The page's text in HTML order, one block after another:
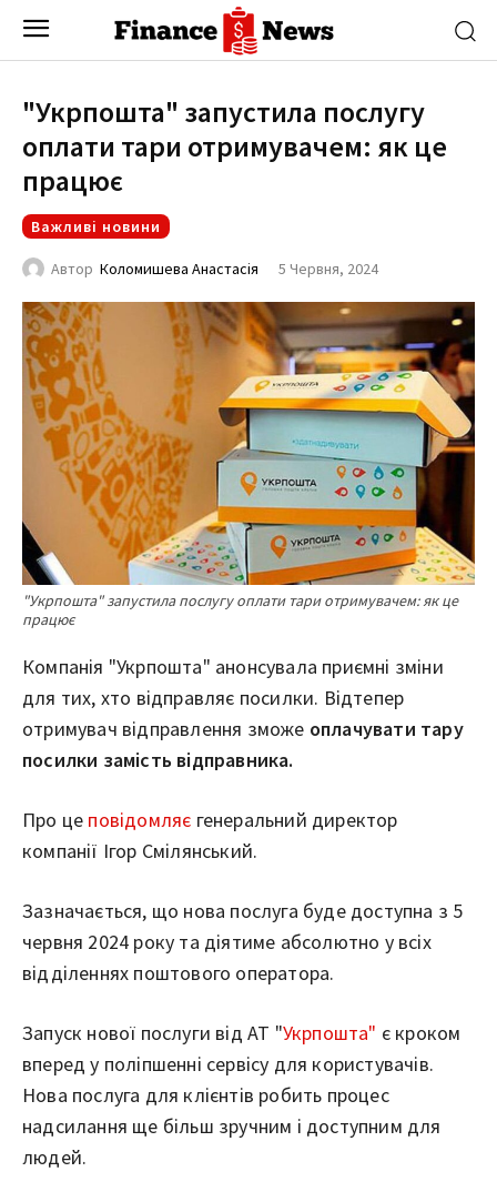
"Укрпошта" запустила послугу
оплати тари отримувачем: як це
працює
Важливі новини
Автор Коломишева Анастасія 5 Червня, 2024
"Укрпошта" запустила послугу оплати тари отримувачем: як це
працює
Компанія "Укрпошта" анонсувала приємні зміни
для тих, хто відправляє посилки. Відтепер
отримувач відправлення зможе оплачувати тару
посилки замість відправника.
Про це повідомляє генеральний директор
компанії Ігор Смілянський.
Зазначається, що нова послуга буде доступна з 5
червня 2024 року та діятиме абсолютно у всіх
відділеннях поштового оператора.
Запуск нової послуги від АТ "Укрпошта" є кроком
вперед у поліпшенні сервісу для користувачів.
Нова послуга для клієнтів робить процес
надсилання ще більш зручним і доступним для
людей.